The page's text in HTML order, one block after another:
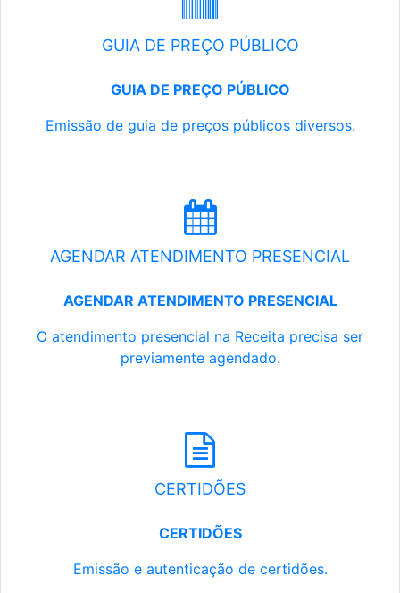
GUIA DE PREÇO PÚBLICO
GUIA DE PREÇO PÚBLICO
Emissão de guia de preços públicos diversos.
AGENDAR ATENDIMENTO PRESENCIAL
AGENDAR ATENDIMENTO PRESENCIAL
O atendimento presencial na Receita precisa ser
previamente agendado.
CERTIDÕES
CERTIDÕES
Emissão e autenticação de certidões.